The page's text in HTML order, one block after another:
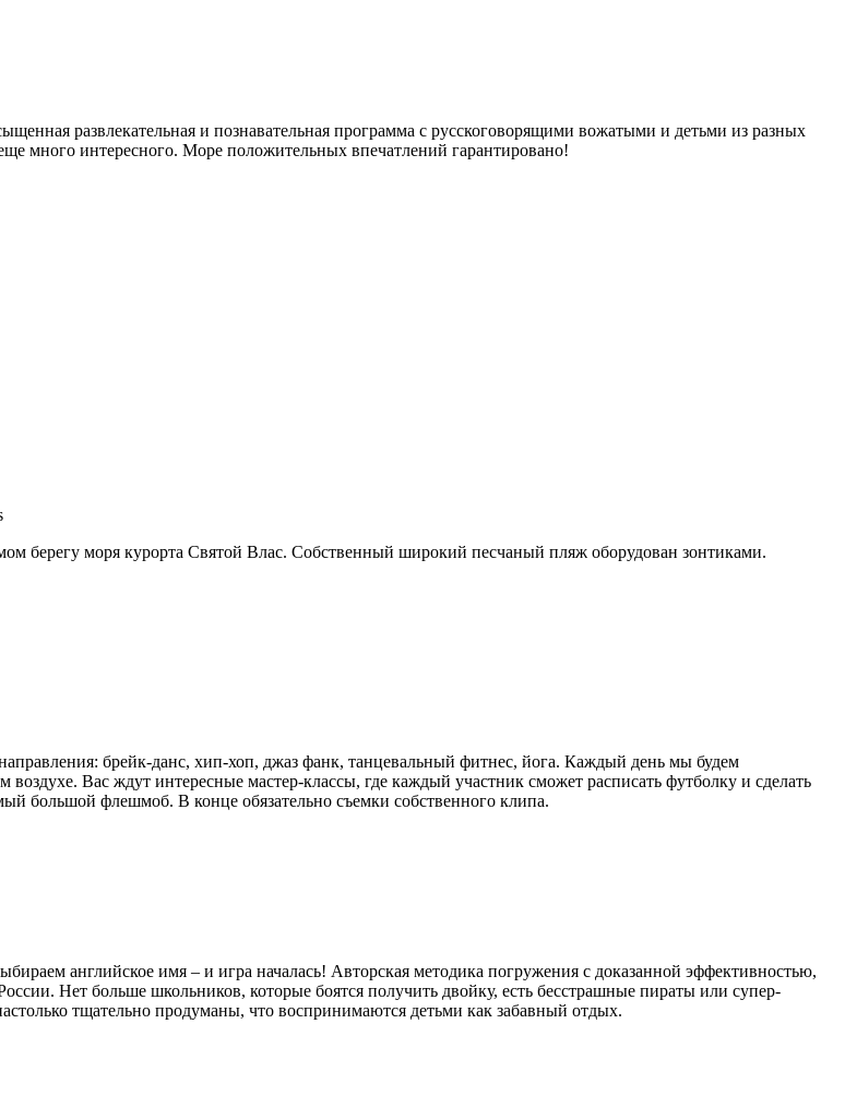
развлекательная и познавательная программа с русскоговорящими вожатыми и детьми из разных
много интересного. Море положительных впечатлений гарантировано!
берегу моря курорта Святой Влас. Собственный широкий песчаный пляж оборудован зонтиками.
брейк-данс, хип-хоп, джаз фанк, танцевальный фитнес, йога. Каждый день мы будем
Вас ждут интересные мастер-классы, где каждый участник сможет расписать футболку и сделать
большой флешмоб. В конце обязательно съемки собственного клипа.
английское имя – и игра началась! Авторская методика погружения с доказанной эффективностью,
Нет больше школьников, которые боятся получить двойку, есть бесстрашные пираты или супер-
тщательно продуманы, что воспринимаются детьми как забавный отдых.